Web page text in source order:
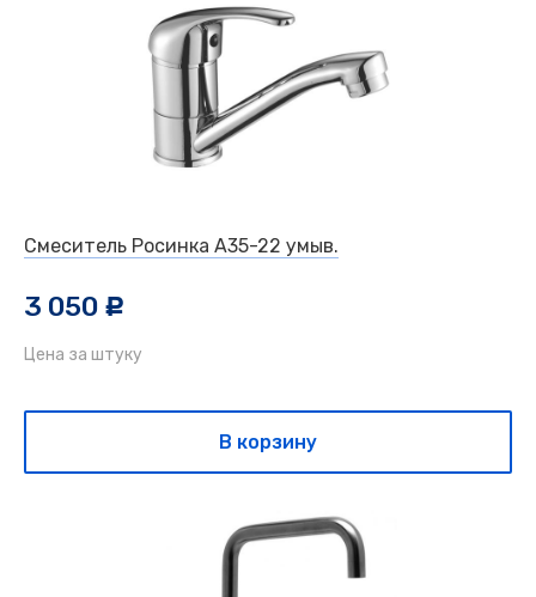
Смеситель Росинка А35-22 умыв.
3 050 c
Цена за штуку
В корзину